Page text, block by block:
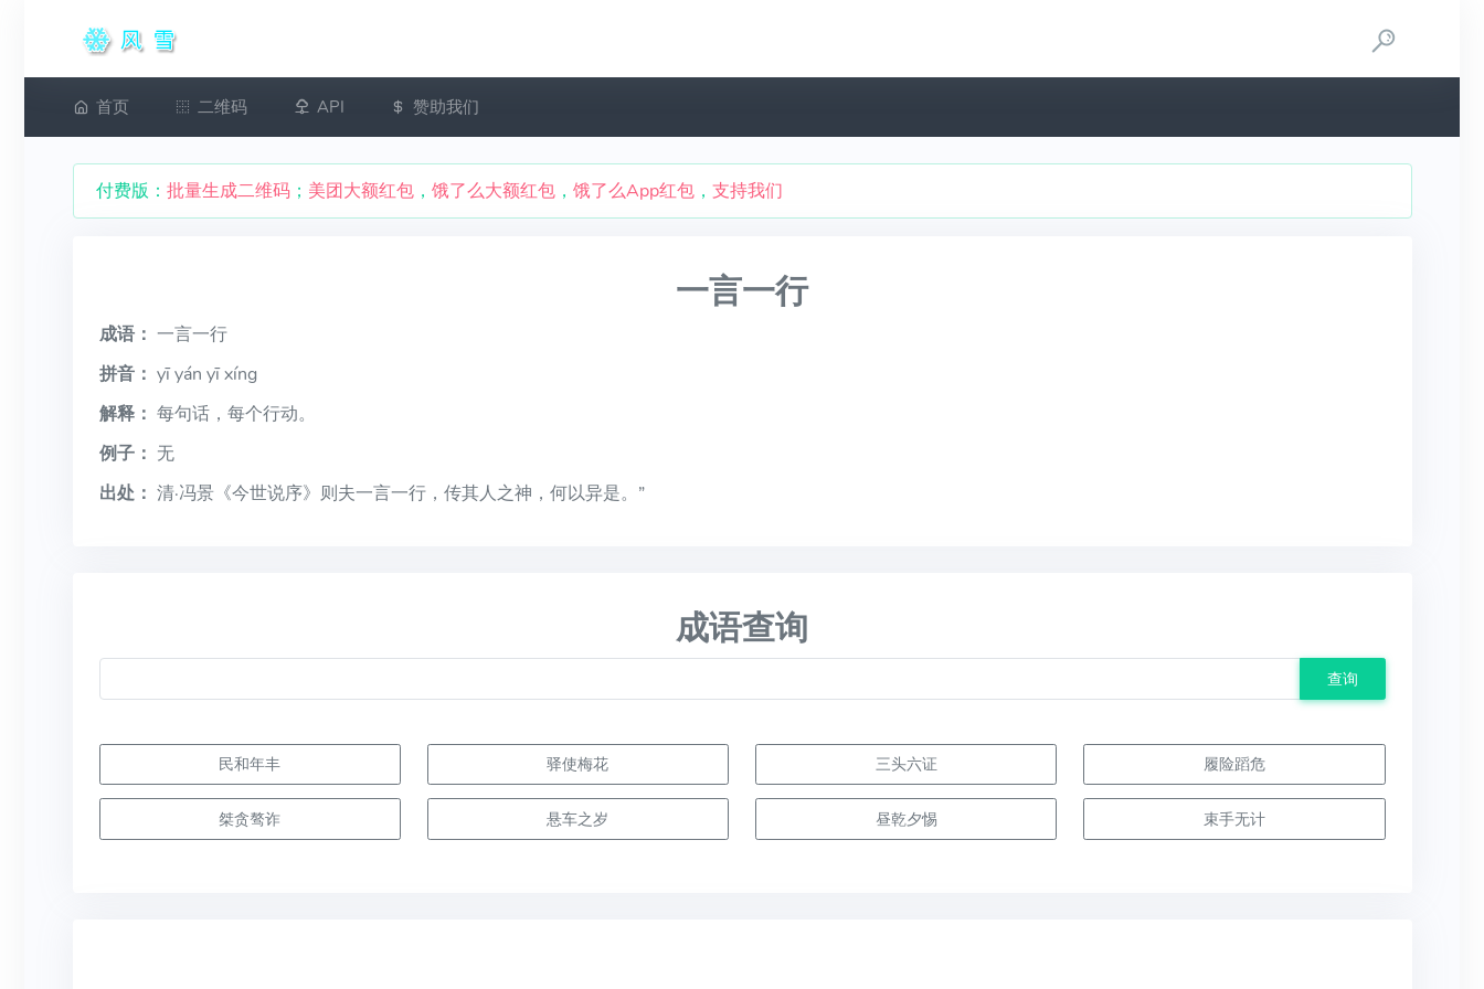
首页 二维码 API 赞助我们
付费版： 批量生成二维码； 美团大额红包， 饿了么大额红包， 饿了么App红包， 支持我们
一言一行
成语： 一言一行
拼音： yī yán yī xíng
解释： 每句话，每个行动。
例子： 无
出处： 清·冯景《今世说序》则夫一言一行，传其人之神，何以异是。”
成语查询
查询
民和年丰 驿使梅花 三头六证 履险蹈危
桀贪骜诈 悬车之岁 昼乾夕惕 束手无计